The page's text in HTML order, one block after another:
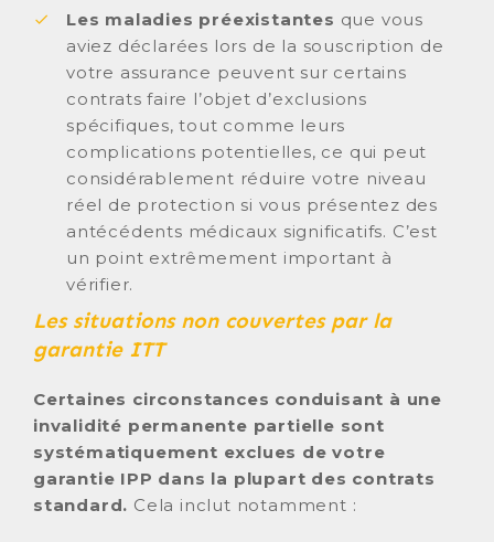
Les maladies préexistantes que vous
aviez déclarées lors de la souscription de
votre assurance peuvent sur certains
contrats faire l’objet d’exclusions
spécifiques, tout comme leurs
complications potentielles, ce qui peut
considérablement réduire votre niveau
réel de protection si vous présentez des
antécédents médicaux significatifs. C’est
un point extrêmement important à
vérifier.
Les situations non couvertes par la
garantie ITT
Certaines circonstances conduisant à une
invalidité permanente partielle sont
systématiquement exclues de votre
garantie IPP dans la plupart des contrats
standard. Cela inclut notamment :